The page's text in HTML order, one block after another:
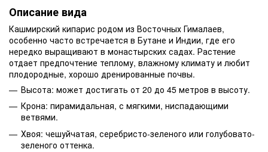
Описание вида
Кашмирский кипарис родом из Восточных Гималаев,
особенно часто встречается в Бутане и Индии, где его
нередко выращивают в монастырских садах. Растение
отдает предпочтение теплому, влажному климату и любит
плодородные, хорошо дренированные почвы.
Высота: может достигать от 20 до 45 метров в высоту.
Крона: пирамидальная, с мягкими, ниспадающими
ветвями.
Хвоя: чешуйчатая, серебристо-зеленого или голубовато-
зеленого оттенка.